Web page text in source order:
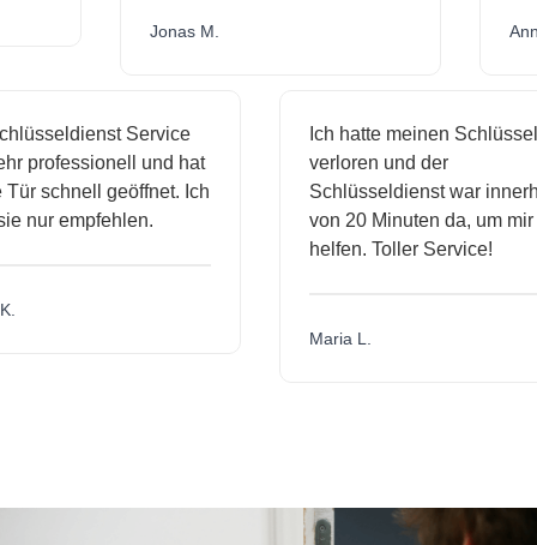
Jonas M.
Service
professionell und hat
schnell geöffnet. Ich
nur empfehlen.
Ich hatte meinen Schlüssel
verloren und der
Schlüsseldienst war
von 20 Minuten da, um mir
helfen. Toller Service!
Maria L.